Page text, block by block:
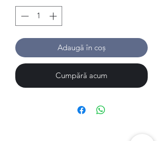
Adaugă în coș
Cumpără acum